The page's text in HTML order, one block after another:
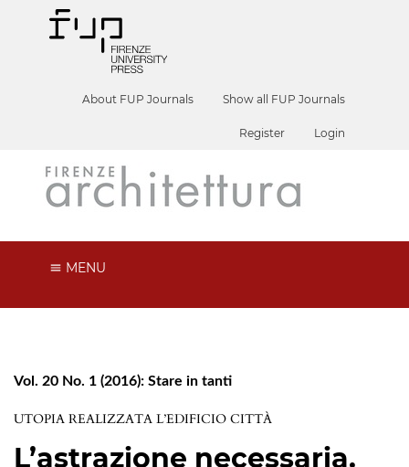
About FUP Journals Show all FUP Journals
Register Login
MENU
Vol. 20 No. 1 (2016): Stare in tanti
UTOPIA REALIZZATA L’EDIFICIO CITTÀ
L’astrazione necessaria.